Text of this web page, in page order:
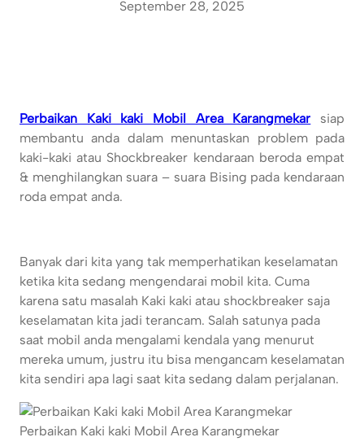
September 28, 2025
Perbaikan Kaki kaki Mobil Area Karangmekar siap
membantu anda dalam menuntaskan problem pada
kaki-kaki atau Shockbreaker kendaraan beroda empat
& menghilangkan suara – suara Bising pada kendaraan
roda empat anda.
Banyak dari kita yang tak memperhatikan keselamatan
ketika kita sedang mengendarai mobil kita. Cuma
karena satu masalah Kaki kaki atau shockbreaker saja
keselamatan kita jadi terancam. Salah satunya pada
saat mobil anda mengalami kendala yang menurut
mereka umum, justru itu bisa mengancam keselamatan
kita sendiri apa lagi saat kita sedang dalam perjalanan.
Perbaikan Kaki kaki Mobil Area Karangmekar